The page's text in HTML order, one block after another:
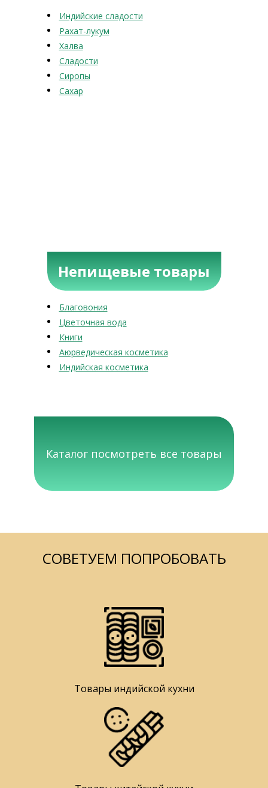
Индийские сладости
Рахат-лукум
Халва
Сладости
Сиропы
Сахар
Непищевые товары
Благовония
Цветочная вода
Книги
Аюрведическая косметика
Индийская косметика
Каталог посмотреть все товары
СОВЕТУЕМ ПОПРОБОВАТЬ
Товары индийской кухни